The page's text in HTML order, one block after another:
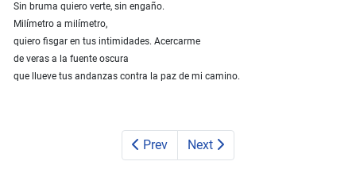
Sin bruma quiero verte, sin engaño.
Milímetro a milímetro,
quiero fisgar en tus intimidades. Acercarme
de veras a la fuente oscura
que llueve tus andanzas contra la paz de mi camino.
Prev Next